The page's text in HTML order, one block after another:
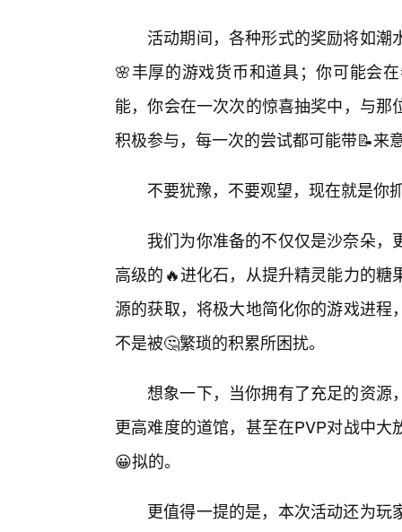
活动期间，各种形式的奖励将如
🌸丰厚的游戏货币和道具；你可能会
能，你会在一次次的惊喜抽奖中，与
积极参与，每一次的尝试都可能带📝来
不要犹豫，不要观望，现在就是你
我们为你准备的不仅仅是沙奈朵
高级的🔥进化石，从提升精灵能力的
源的获取，将极大地简化你的游戏进
不是被🤔繁琐的积累所困扰。
想象一下，当你拥有了充足的资源
更高难度的道馆，甚至在PVP对战中
😀拟的。
更值得一提的是，本次活动还为